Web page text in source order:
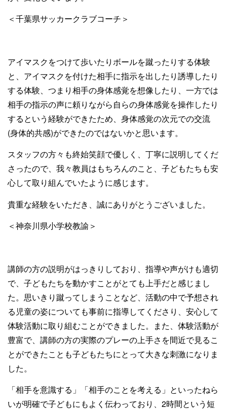
＜千葉県サッカークラブコーチ＞
アイマスクをつけて歩いたりボールを蹴ったりする体験
と、アイマスクを付けた相手に指示を出したり誘導したり
する体験、つまり相手の身体感覚を想像したり、一方では
相手の指示の声に頼りながら自らの身体感覚を操作したり
するという経験ができたため、身体感覚の次元での交流
(身体的共感)ができたのではないかと思います。
スタッフの方々も終始笑顔で優しく、丁寧に説明してくだ
さったので、我々教員はもちろんのこと、子どもたちも安
心して取り組んでいたように感じます。
貴重な経験をいただき、誠にありがとうございました。
＜神奈川県小学校教諭＞
講師の方の説明がはっきりしており、指導や声がけも適切
で、子どもたちを動かすことがとても上手だと感じまし
た。思いきり蹴ってしまうことなど、活動の中で予想され
る児童の姿についても事前に指導してくださり、安心して
体験活動に取り組むことができました。また、体験活動が
豊富で、講師の方の実際のプレーの上手さを間近で見るこ
とができたことも子どもたちにとって大きな刺激になりま
した。
「相手を意識する」「相手のことを考える」といったねら
いが明確で子どもにもよく伝わっており、2時間という短